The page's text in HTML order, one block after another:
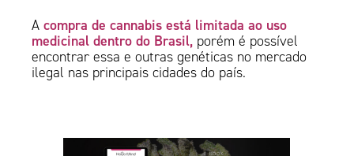
Acompra de cannabis está limitada ao uso
medicinal dentro do Brasil, porém é possível
encontrar essa e outras genéticas no mercado
ilegal nas principais cidades do país.